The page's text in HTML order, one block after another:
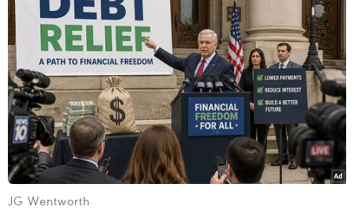
phẩm“Một người Hà Nội”
của Nguyễn Khải. Ở
phần này của đề, cô giáo Lan Anh đánh giá là
rất vừa sức. "Riêng câu ba này chỉ ở tầm của đề
thi tốt nghiệp," cô giáo này nói./.
Nhóm PV (Vietnam+)
JG Wentworth